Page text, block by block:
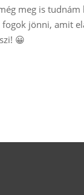
meg is
jönni, amit
😀